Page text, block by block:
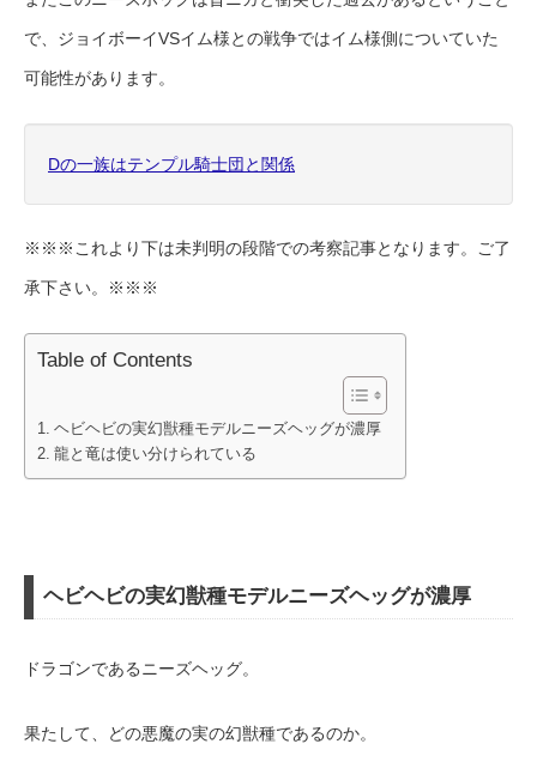
で、ジョイボーイVSイム様との戦争ではイム様側についていた
可能性があります。
Dの一族はテンプル騎士団と関係
※※※これより下は未判明の段階での考察記事となります。ご了
承下さい。※※※
Table of Contents
ヘビヘビの実幻獣種モデルニーズヘッグが濃厚
龍と竜は使い分けられている
ヘビヘビの実幻獣種モデルニーズヘッグが濃厚
ドラゴンであるニーズヘッグ。
果たして、どの悪魔の実の幻獣種であるのか。